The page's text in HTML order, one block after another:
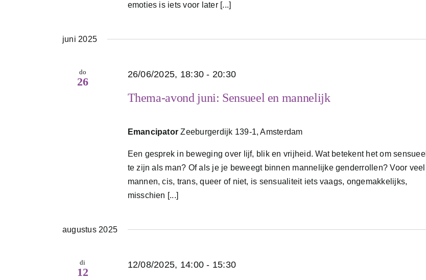
emoties is iets voor later [...]
juni 2025
do
26
Thema-avond juni: Sensueel en mannelijk
26/06/2025, 18:30 - 20:30
EmancipatorZeeburgerdijk 139-1, Amsterdam
Een gesprek in beweging over lijf, blik en vrijheid. Wat betekent het om sensueel
te zijn als man? Of als je je beweegt binnen mannelijke genderrollen? Voor veel
mannen, cis, trans, queer of niet, is sensualiteit iets vaags, ongemakkelijks,
misschien [...]
augustus 2025
di
12
12/08/2025, 14:00 - 15:30